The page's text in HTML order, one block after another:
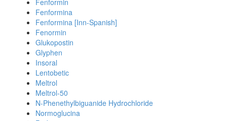
Fenformin
Fenformina
Fenformina [Inn-Spanish]
Fenormin
Glukopostin
Glyphen
Insoral
Lentobetic
Meltrol
Meltrol-50
N-Phenethylbiguanide Hydrochloride
Normoglucina